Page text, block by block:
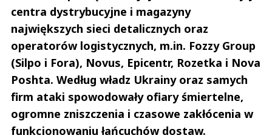
centra dystrybucyjne i magazyny
największych sieci detalicznych oraz
operatorów logistycznych, m.in. Fozzy Group
(Silpo i Fora), Novus, Epicentr, Rozetka i Nova
Poshta. Według władz Ukrainy oraz samych
firm ataki spowodowały ofiary śmiertelne,
ogromne zniszczenia i czasowe zakłócenia w
funkcjonowaniu łańcuchów dostaw.